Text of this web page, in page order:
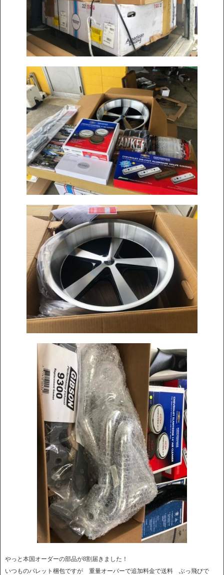
やっと本国オーダーの部品が8割届きました！
いつものパレット梱包ですが 重量オーバーで追加料金で送料 ぶっ飛びで